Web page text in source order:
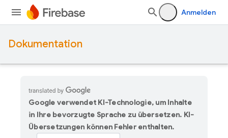
Anmelden
Dokumentation
Google verwendet KI-Technologie, um Inhalte
in Ihre bevorzugte Sprache zu übersetzen. KI-
Übersetzungen können Fehler enthalten.